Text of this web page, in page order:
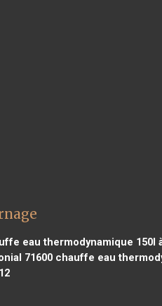
eau thermodynamique 150l
71600 chauffe eau